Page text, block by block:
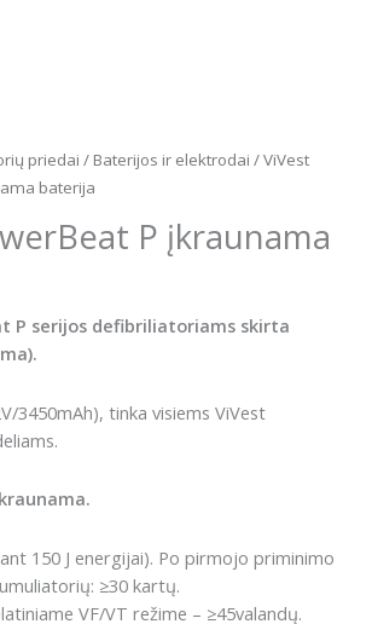
priedai / Baterijos ir elektrodai / ViVest
baterija
P įkraunama
P serijos defibriliatoriams skirta
3450mAh), tinka visiems ViVest
150 J energijai). Po pirmojo priminimo
≥30 kartų.
VF/VT režime – ≥45valandų.